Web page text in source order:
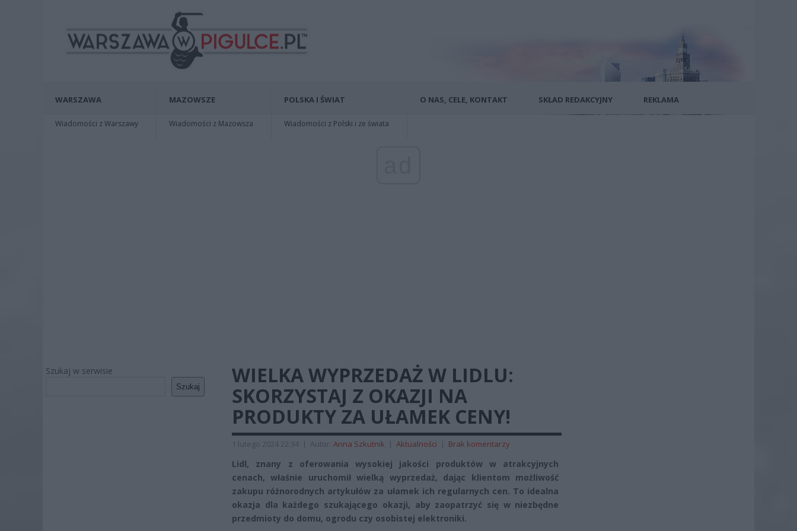
WARSZAWA
Wiadomości z Warszawy
MAZOWSZE
Wiadomości z Mazowsza
POLSKA I ŚWIAT
Wiadomości z Polski i ze świata
O NAS, CELE, KONTAKT SKŁAD REDAKCYJNY REKLAMA
Szukaj w serwisie
Szukaj
WIELKA WYPRZEDAŻ W LIDLU:
SKORZYSTAJ Z OKAZJI NA
PRODUKTY ZA UŁAMEK CENY!
1 lutego 2024 22:34 | Autor: Anna Szkutnik | Aktualności | Brak komentarzy
Lidl, znany z oferowania wysokiej jakości produktów w atrakcyjnych
cenach, właśnie uruchomił wielką wyprzedaż, dając klientom możliwość
zakupu różnorodnych artykułów za ułamek ich regularnych cen. To idealna
okazja dla każdego szukającego okazji, aby zaopatrzyć się w niezbędne
przedmioty do domu, ogrodu czy osobistej elektroniki.